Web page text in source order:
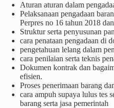
Aturan aturan dalam
Pelaksanaan pengadaan
Perpres no 16 tahun 2018
Struktur serta penyusunan
cara penataan pengadaan di
pengetahuan lelang dalam
cara penilaian serta teknis
Dokumen kontrak dan
efisien.
Proses penerimaan barang
cara ampuh supaya lulus tes
barang serta jasa pemerintah